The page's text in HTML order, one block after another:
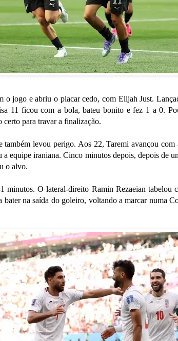
o jogo e abriu o placar cedo, com Elijah Just.
11 ficou com a bola, bateu bonito e fez 1 a 0.
para travar a finalização.
também levou perigo. Aos 22, Taremi avançou
a equipe iraniana. Cinco minutos depois, depois de
o alvo.
minutos. O lateral-direito Ramin Rezaeian tabelou
bater na saída do goleiro, voltando a marcar numa